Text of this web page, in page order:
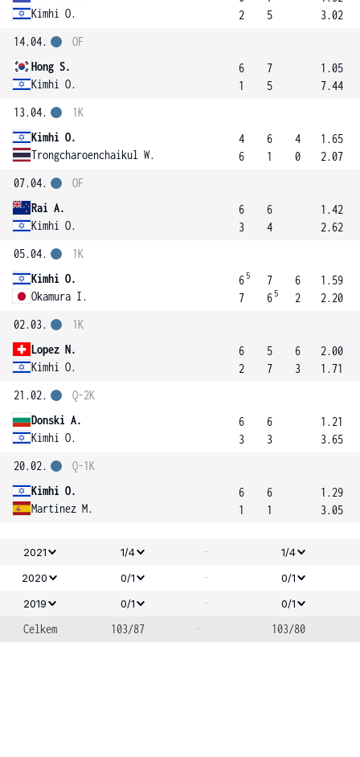
Kimhi O.
2
5
3.02
14.04.
Hong S.
Kimhi O.
OF
6
1
7
5
1.05
7.44
13.04.
Kimhi O.
Trongcharoenchaikul W.
1K
4
6
6
1
4
0
1.65
2.07
07.04.
Rai A.
Kimhi O.
OF
6
3
6
4
1.42
2.62
05.04.
Kimhi O.
Okamura I.
1K
6 5
7
7
6 5
6
2
1.59
2.20
02.03.
Lopez N.
Kimhi O.
1K
6
2
5
7
6
3
2.00
1.71
21.02.
Donski A.
Kimhi O.
Q-2K
6
3
6
3
1.21
3.65
20.02.
Kimhi O.
Martinez M.
Q-1K
6
1
6
1
1.29
3.05
2021 1/4 -
1/4
2020
0/1 -
0/1
2019
0/1 - 0/1
Celkem 103/87 - 103/80